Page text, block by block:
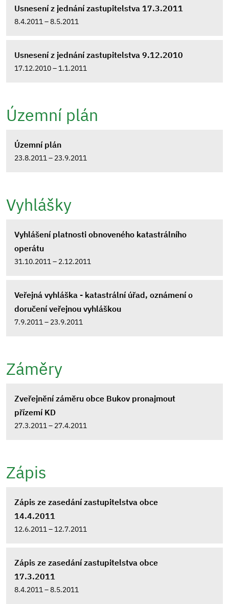
Usnesení z jednání zastupitelstva 17.3.2011
8.4.2011 – 8.5.2011
Usnesení z jednání zastupitelstva 9.12.2010
17.12.2010 – 1.1.2011
Územní plán
Územní plán
23.8.2011 – 23.9.2011
Vyhlášky
Vyhlášení platnosti obnoveného katastrálního
operátu
31.10.2011 – 2.12.2011
Veřejná vyhláška - katastrální úřad, oznámení o
doručení veřejnou vyhláškou
7.9.2011 – 23.9.2011
Záměry
Zveřejnění záměru obce Bukov pronajmout
přízemí KD
27.3.2011 – 27.4.2011
Zápis
Zápis ze zasedání zastupitelstva obce
14.4.2011
12.6.2011 – 12.7.2011
Zápis ze zasedání zastupitelstva obce
17.3.2011
8.4.2011 – 8.5.2011